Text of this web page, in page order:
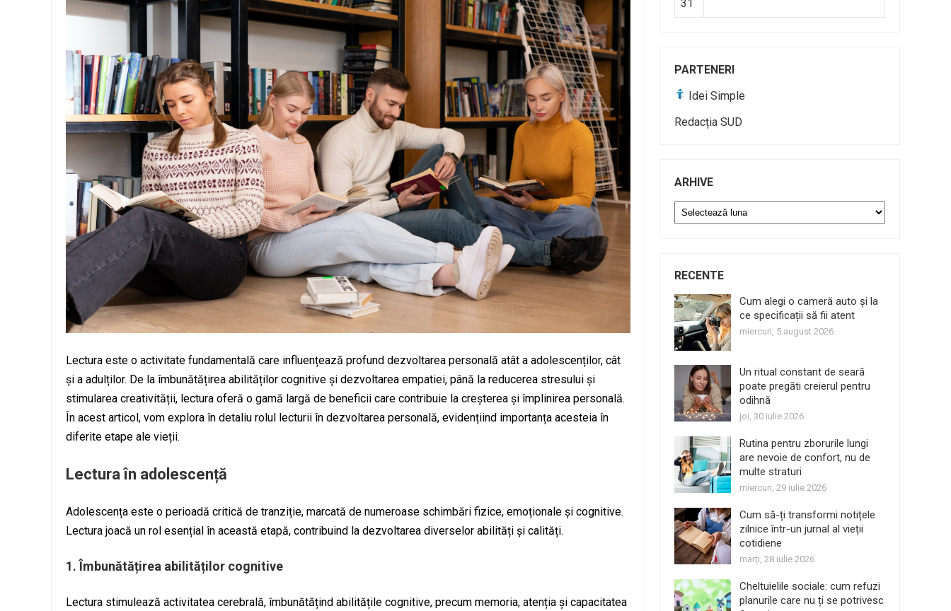
Lectura este o activitate fundamentală care influențează profund dezvoltarea personală atât a adolescenților, cât
și a adulților. De la îmbunătățirea abilităților cognitive și dezvoltarea empatiei, până la reducerea stresului și
stimularea creativității, lectura oferă o gamă largă de beneficii care contribuie la creșterea și împlinirea personală.
În acest articol, vom explora în detaliu rolul lecturii în dezvoltarea personală, evidențiind importanța acesteia în
diferite etape ale vieții.
Lectura în adolescență
Adolescența este o perioadă critică de tranziție, marcată de numeroase schimbări fizice, emoționale și cognitive.
Lectura joacă un rol esențial în această etapă, contribuind la dezvoltarea diverselor abilități și calități.
1. Îmbunătățirea abilităților cognitive
Lectura stimulează activitatea cerebrală, îmbunătățind abilitățile cognitive, precum memoria, atenția și capacitatea
31
PARTENERI
Idei Simple
Redacția SUD
ARHIVE
Arhive
RECENTE
Cum alegi o cameră auto și la
ce specificații să fii atent
miercuri, 5 august 2026
Un ritual constant de seară
poate pregăti creierul pentru
odihnă
joi, 30 iulie 2026
Rutina pentru zborurile lungi
are nevoie de confort, nu de
multe straturi
miercuri, 29 iulie 2026
Cum să-ți transformi notițele
zilnice într-un jurnal al vieții
cotidiene
marți, 28 iulie 2026
Cheltuielile sociale: cum refuzi
planurile care nu ți se potrivesc